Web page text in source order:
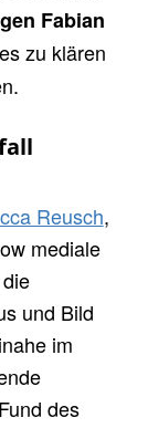
Fabian
zu klären
Reusch,
mediale
und Bild
im
des